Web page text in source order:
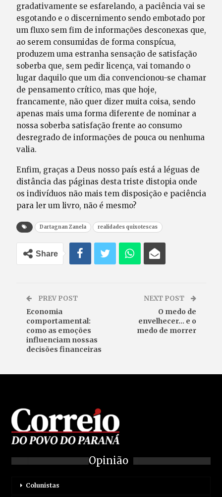
gradativamente se esfarelando, a paciência vai se
esgotando e o discernimento sendo embotado por
um fluxo sem fim de informações desconexas que,
ao serem consumidas de forma conspícua,
produzem uma estranha sensação de satisfação
soberba que, sem pedir licença, vai tomando o
lugar daquilo que um dia convencionou-se chamar
de pensamento crítico, mas que hoje,
francamente, não quer dizer muita coisa, sendo
apenas mais uma forma diferente de nominar a
nossa soberba satisfação frente ao consumo
desregrado de informações de pouca ou nenhuma
valia.
Enfim, graças a Deus nosso país está a léguas de
distância das páginas desta triste distopia onde
os indivíduos não mais tem disposição e paciência
para ler um livro, não é mesmo?
Dartagnan Zanela realidades quixotescas
Share
PREV POST
Economia
comportamental:
como as emoções
influenciam nossas
decisões financeiras
NEXT POST
O medo de
envelhecer… e o
medo de morrer
Opinião
Colunistas